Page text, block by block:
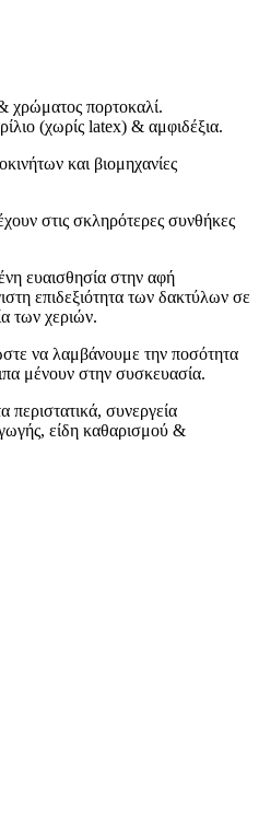
χρώματος πορτοκαλί.
(χωρίς latex) & αμφιδέξια.
και βιομηχανίες
στις σκληρότερες συνθήκες
ευαισθησία στην αφή
επιδεξιότητα των δακτύλων σε
των χεριών.
να λαμβάνουμε την ποσότητα
μένουν στην συσκευασία.
περιστατικά, συνεργεία
είδη καθαρισμού &